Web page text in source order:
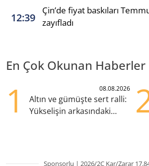
12:39
Çin’de fiyat baskıları
zayıfladı
En Çok Okunan Haberler
1 08.08.2026
Altın ve gümüşte sert ralli:
Yükselişin arkasındaki
Sponsorlu | 2026/2Ç Kar/Zarar